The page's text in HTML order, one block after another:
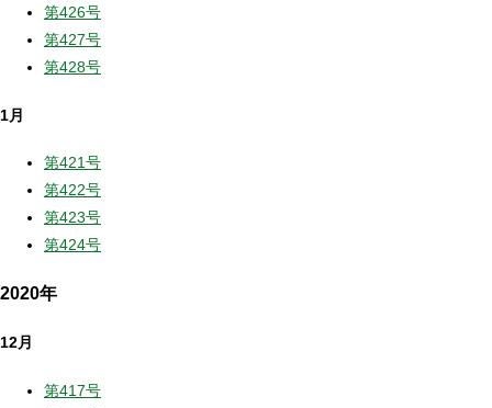
第426号
第427号
第428号
1月
第421号
第422号
第423号
第424号
2020年
12月
第417号